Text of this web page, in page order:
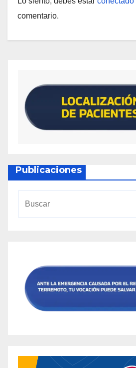
comentario.
Publicaciones